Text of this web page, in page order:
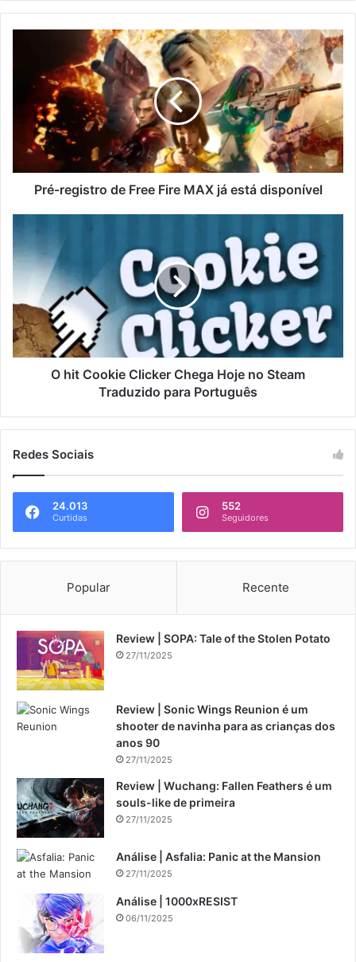
Pré-registro de Free Fire MAX já está disponível
O hit Cookie Clicker Chega Hoje no Steam
Traduzido para Português
Redes Sociais
24.013
Curtidas
552
Seguidores
Popular Recente
Review | SOPA: Tale of the Stolen Potato
27/11/2025
Review | Sonic Wings Reunion é um
shooter de navinha para as crianças dos
anos 90
27/11/2025
Review | Wuchang: Fallen Feathers é um
souls-like de primeira
27/11/2025
Análise | Asfalia: Panic at the Mansion
27/11/2025
Análise | 1000xRESIST
06/11/2025